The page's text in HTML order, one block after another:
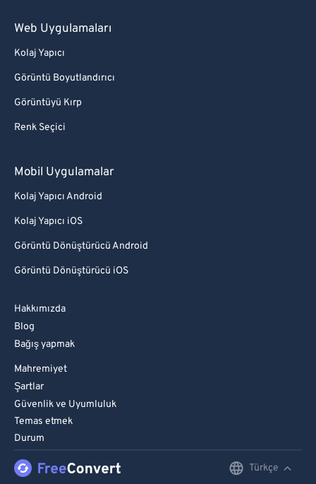
Web Uygulamaları
Kolaj Yapıcı
Görüntü Boyutlandırıcı
Görüntüyü Kırp
Renk Seçici
Mobil Uygulamalar
Kolaj Yapıcı Android
Kolaj Yapıcı iOS
Görüntü Dönüştürücü Android
Görüntü Dönüştürücü iOS
Hakkımızda
Blog
Bağış yapmak
Mahremiyet
Şartlar
Güvenlik ve Uyumluluk
Temas etmek
Durum
Türkçe